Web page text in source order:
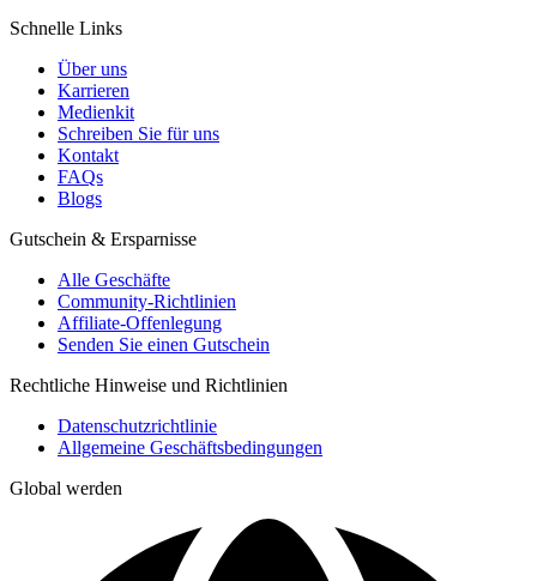
Schnelle Links
Über uns
Karrieren
Medienkit
Schreiben Sie für uns
Kontakt
FAQs
Blogs
Gutschein & Ersparnisse
Alle Geschäfte
Community-Richtlinien
Affiliate-Offenlegung
Senden Sie einen Gutschein
Rechtliche Hinweise und Richtlinien
Datenschutzrichtlinie
Allgemeine Geschäftsbedingungen
Global werden